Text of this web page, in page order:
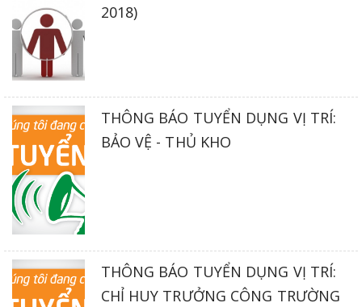
2018)
THÔNG BÁO TUYỂN DỤNG VỊ TRÍ:
BẢO VỆ - THỦ KHO
THÔNG BÁO TUYỂN DỤNG VỊ TRÍ:
CHỈ HUY TRƯỞNG CÔNG TRƯỜNG